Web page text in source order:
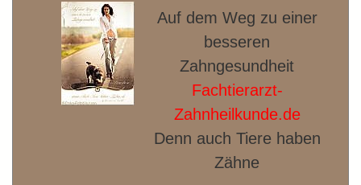
Auf dem Weg zu einer
besseren
Zahngesundheit
Fachtierarzt-
Zahnheilkunde.de
Denn auch Tiere haben
Zähne